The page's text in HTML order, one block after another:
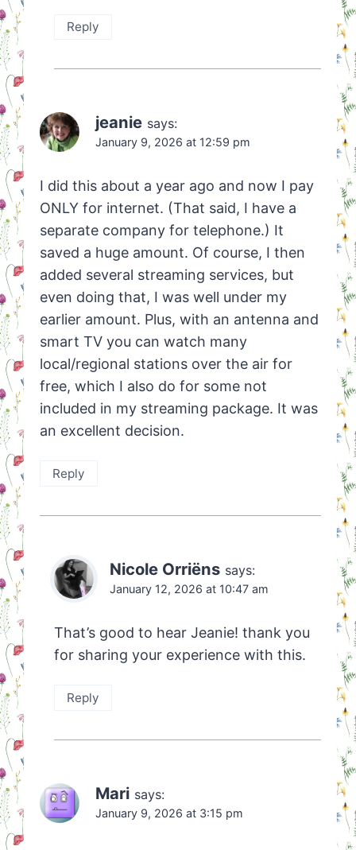
Reply
jeanie says:
January 9, 2026 at 12:59 pm
I did this about a year ago and now I pay
ONLY for internet. (That said, I have a
separate company for telephone.) It
saved a huge amount. Of course, I then
added several streaming services, but
even doing that, I was well under my
earlier amount. Plus, with an antenna and
smart TV you can watch many
local/regional stations over the air for
free, which I also do for some not
included in my streaming package. It was
an excellent decision.
Reply
Nicole Orriëns says:
January 12, 2026 at 10:47 am
That’s good to hear Jeanie! thank you
for sharing your experience with this.
Reply
Mari says:
January 9, 2026 at 3:15 pm